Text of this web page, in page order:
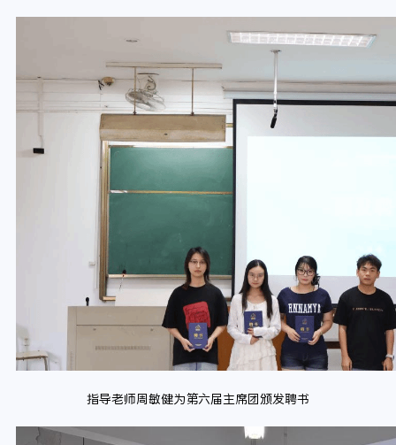
指导老师周敏健为第六届主席团颁发聘书